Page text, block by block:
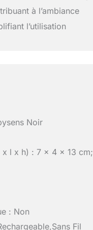
à l’ambiance
l’utilisation
Noir
x l x h) : 7 x 4 x 13 cm;
: Non
Fil